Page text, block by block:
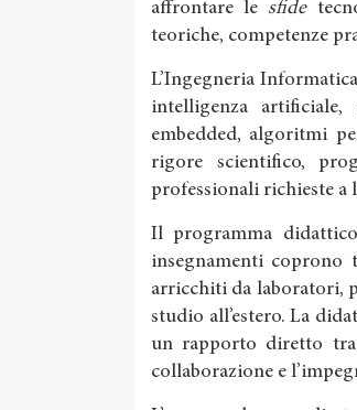
affrontare le sfide
teoriche, competenze
L’Ingegneria
intelligenza
embedded, algoritmi
rigore scientifico,
professionali richieste a
Il programma
insegnamenti coprono
arricchiti da laboratori,
studio all’estero. La
un rapporto diretto
collaborazione e